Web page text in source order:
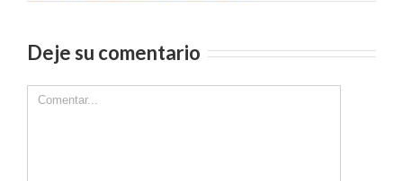
Deje su comentario
Comment